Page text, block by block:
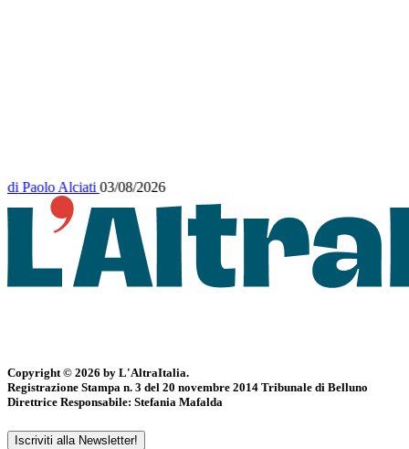
diPaolo Alciati 03/08/2026
Copyright © 2026 by L'AltraItalia.
Registrazione Stampa n. 3 del 20 novembre 2014 Tribunale di Belluno
Direttrice Responsabile: Stefania Mafalda
Iscriviti alla Newsletter!